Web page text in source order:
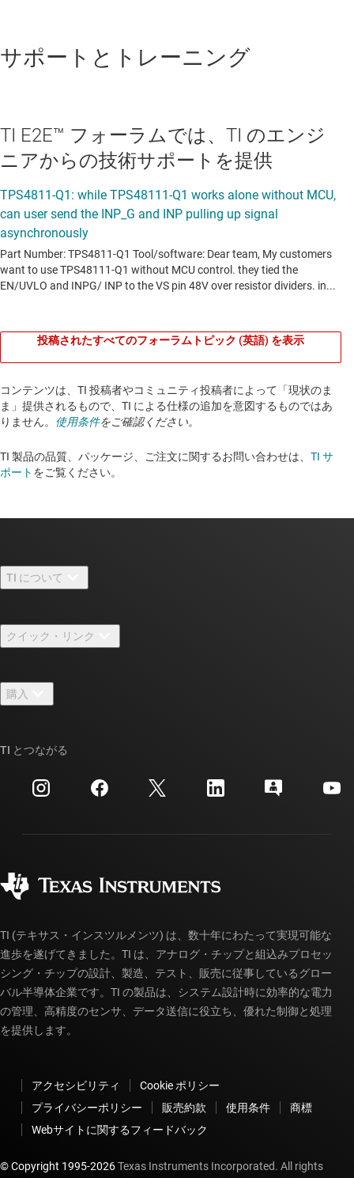
サポートとトレーニング
TI E2E™ フォーラムでは、TI のエンジ
ニアからの技術サポートを提供
投稿されたすべてのフォーラムトピック (英語) を表示
コンテンツは、TI 投稿者やコミュニティ投稿者によって「現状のま
ま」提供されるもので、TI による仕様の追加を意図するものではあ
りません。 使用条件をご確認ください。
TI 製品の品質、パッケージ、ご注文に関するお問い合わせは、 TI サ
ポート をご覧ください。​​​​​​​​​​​​​​
TI について
採用情報
ニュース
イベント
投資家向け情報
クイック・リンク
TI E2E™ 設計サポート・フォーラム
クロスリファレンス検索
カスタマー・サポート・センター
myTI アカウントの FAQ
購入
ご注文に関する FAQ
TI とつながる
TI (テキサス・インスツルメンツ) は、数十年にわたって実現可能な
進歩を遂げてきました。TI は、アナログ・チップと組込みプロセッ
シング・チップの設計、製造、テスト、販売に従事しているグロー
バル半導体企業です。TI の製品は、システム設計時に効率的な電力
の管理、高精度のセンサ、データ送信に役立ち、優れた制御と処理
を提供します。
アクセシビリティ
Cookie ポリシー
プライバシーポリシー
販売約款 使用条件
商標
Webサイトに関するフィードバック
© Copyright 1995-2026Texas Instruments Incorporated. All rights